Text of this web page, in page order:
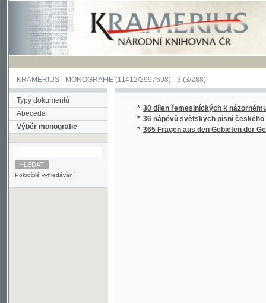
KRAMERIUS-MONOGRAFIE(11412/2997698) -3 (3/288)
Typy dokumentů
Abeceda
Výběr monografie
Pokročilé vyhledávání
36 nápěvů světských písní českého lidu z
365 Fragen aus den Gebieten der